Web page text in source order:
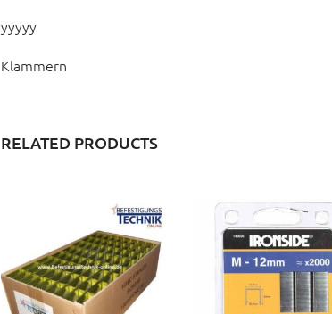
yyyyy
Klammern
RELATED PRODUCTS